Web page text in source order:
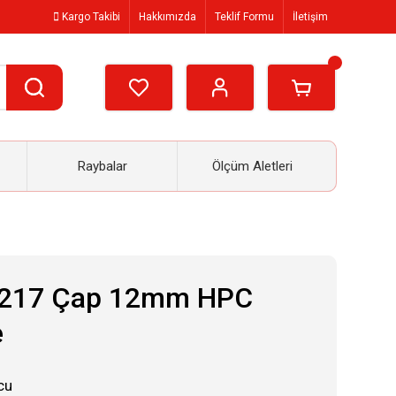
Kargo Takibi Hakkımızda Teklif Formu İletişim
Raybalar Ölçüm Aletleri
Çap 12mm HPC